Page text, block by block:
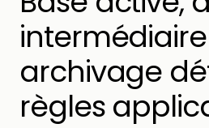
archivage
règles